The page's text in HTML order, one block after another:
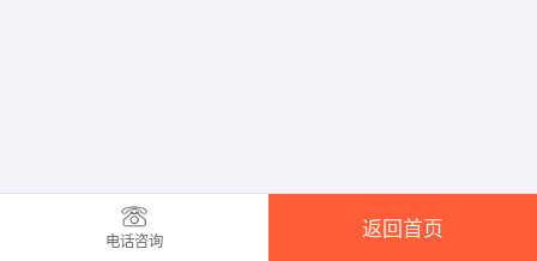
电话咨询
返回首页